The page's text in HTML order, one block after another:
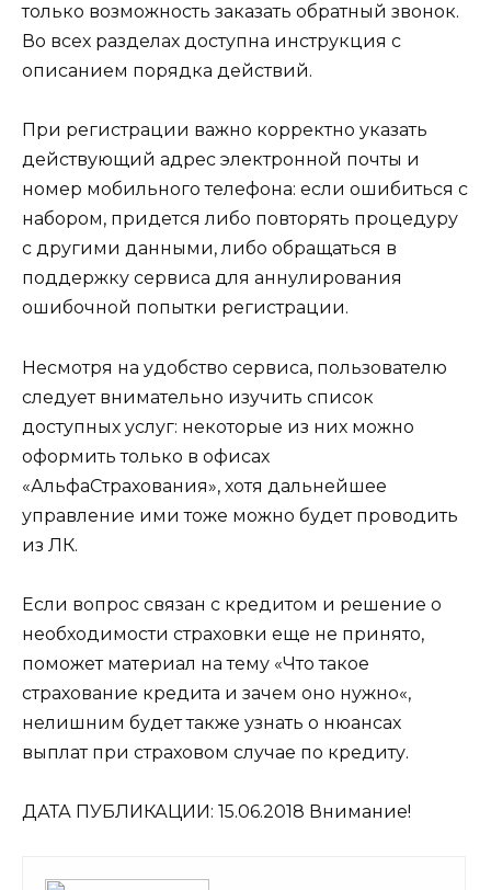
только возможность заказать обратный звонок.
Во всех разделах доступна инструкция с
описанием порядка действий.
При регистрации важно корректно указать
действующий адрес электронной почты и
номер мобильного телефона: если ошибиться с
набором, придется либо повторять процедуру
с другими данными, либо обращаться в
поддержку сервиса для аннулирования
ошибочной попытки регистрации.
Несмотря на удобство сервиса, пользователю
следует внимательно изучить список
доступных услуг: некоторые из них можно
оформить только в офисах
«АльфаСтрахования», хотя дальнейшее
управление ими тоже можно будет проводить
из ЛК.
Если вопрос связан с кредитом и решение о
необходимости страховки еще не принято,
поможет материал на тему «Что такое
страхование кредита и зачем оно нужно«,
нелишним будет также узнать о нюансах
выплат при страховом случае по кредиту.
ДАТА ПУБЛИКАЦИИ: 15.06.2018 Внимание!